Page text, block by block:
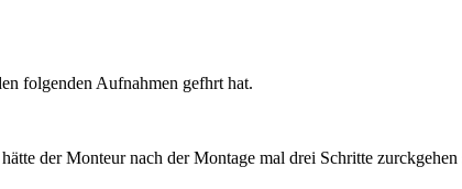
folgenden Aufnahmen gefhrt hat.
der Monteur nach der Montage mal drei Schritte